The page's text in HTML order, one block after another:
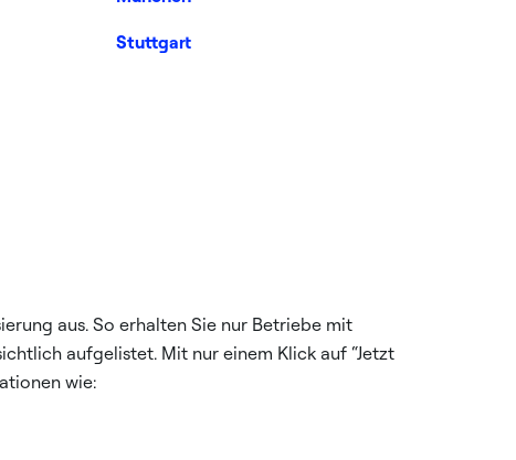
Stuttgart
aus. So erhalten Sie nur Betriebe mit
aufgelistet. Mit nur einem Klick auf “Jetzt
wie: